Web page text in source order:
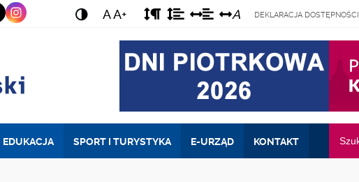
WERSJA
AA+
ODSTĘP
AKAPITAMI
ODSTĘP
WIERSZAMI
ODSTĘP
SŁOWAMI
AODSTĘP
LITERAMI
DEKLARACJA DOSTĘPNOŚCI
EDUKACJA SPORT I TURYSTYKA E-URZĄD KONTAKT